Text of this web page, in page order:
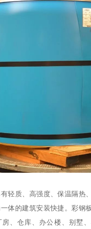
轻质、高强度、保温隔热
体的建筑安装快捷。彩钢
房、仓库、办公楼、别墅